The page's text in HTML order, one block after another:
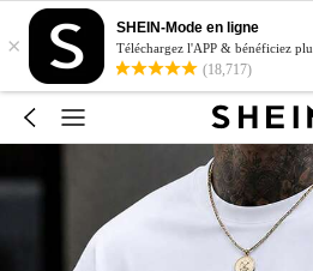
×
SHEIN-Mode en ligne
Téléchargez l'APP & bénéficiez
(18,717)